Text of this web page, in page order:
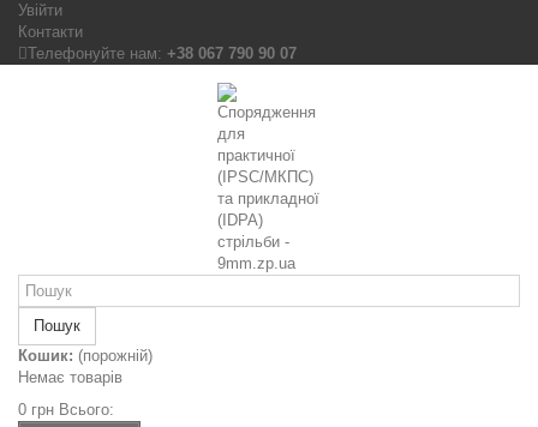
Увійти
Контакти
Телефонуйте нам: +38 067 790 90 07
Пошук
Кошик: (порожній)
Немає товарів
0 грн Всього: